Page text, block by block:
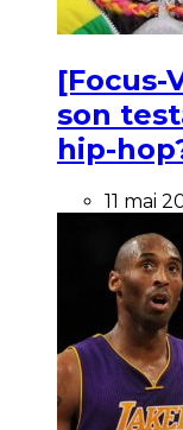
[Focus-
son
hip-
11 mai